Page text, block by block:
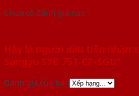
Chưa có đánh giá nào.
Hãy là người đầu tiên nhận
Sungyu SYB 751-CP-SGD”
Đánh giá của bạn